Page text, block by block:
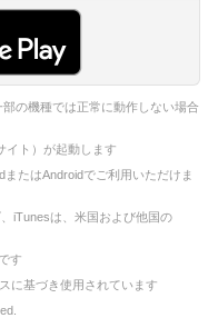
の機種では正常に動作しない場合
イト）が起動します
たはAndroidでご利用いただけま
iTunesは、米国および他国の
す
に基づき使用されています